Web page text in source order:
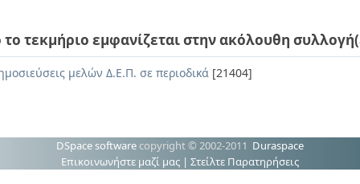
το τεκμήριο εμφανίζεται στην ακόλουθη
μελών Δ.Ε.Π. σε περιοδικά [21404]
DSpace software copyright © 2002-2011 Duraspace
Επικοινωνήστε μαζί μας | Στείλτε Παρατηρήσεις